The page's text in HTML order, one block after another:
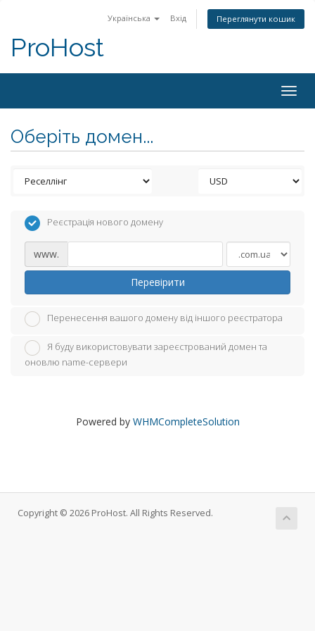
Українська Вхід Переглянути кошик
ProHost
Оберіть домен...
Реєстрація нового домену
www.
Перевірити
Перенесення вашого домену від іншого реєстратора
Я буду використовувати зареєстрований домен та
оновлю name-сервери
Powered by WHMCompleteSolution
Copyright © 2026 ProHost. All Rights Reserved.